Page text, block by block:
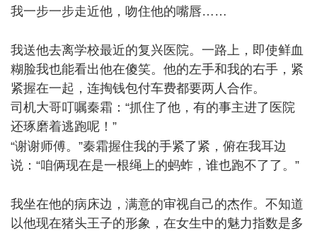
我一步一步走近他，吻住他的嘴唇……
我送他去离学校最近的复兴医院。一路上，即使鲜血
糊脸我也能看出他在傻笑。他的左手和我的右手，紧
紧握在一起，连掏钱包付车费都要两人合作。
司机大哥叮嘱秦霜：“抓住了他，有的事主进了医院
还琢磨着逃跑呢！”
“谢谢师傅。”秦霜握住我的手紧了紧，俯在我耳边
说：“咱俩现在是一根绳上的蚂蚱，谁也跑不了了。”
我坐在他的病床边，满意的审视自己的杰作。不知道
以他现在猪头王子的形象，在女生中的魅力指数是多